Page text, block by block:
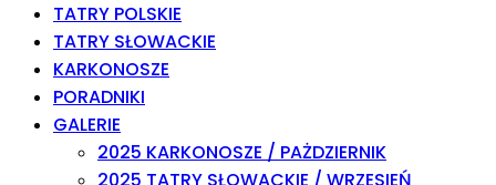
TATRY POLSKIE
TATRY SŁOWACKIE
KARKONOSZE
PORADNIKI
GALERIE
2025 KARKONOSZE / PAŻDZIERNIK